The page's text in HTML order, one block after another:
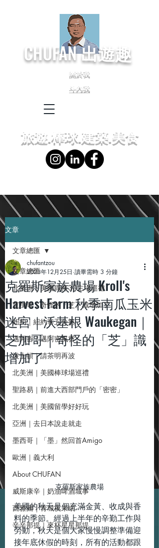
CHUFAN出遊趣
關於我
斗內我
旅遊.棒球.建築.美食
文章
文章總匯
北美洲｜美國職棒30主場巡禮
芝加哥｜奇怪的「芝」識增加了
紐約｜紐約客五分熟
邁阿密｜邁阿密風雲
波士頓｜請茶明再波
北美洲｜美國棒球場巡禮
聖路易｜前進大西部門戶的「密密」
北美洲｜美國留學好好玩
亞洲｜去日本說走就走
墨西哥｜「墨」然回首Amigo
歐洲｜義大利
About CHUFAN
威斯康辛｜奶油啤酒城事
西雅圖｜青城夜未眠
辛辛那提｜來杯星星那堤
文章總匯
克羅斯家族農場 Kroll's
Harvest Farm 秋季南瓜玉米
迷宮｜沃基根 Waukegan｜
芝加哥｜奇怪的「芝」識
增加了
chufantzou
2023年12月25日 讀畢需時 3 分鐘
克羅斯家族農場
美國的秋天是個充滿金黃、收成與香
料的季節。經過上半年的辛勤工作與
勞動，秋天是個大家慢慢調整準備迎
接年底休假的時刻，所有的活動都跟